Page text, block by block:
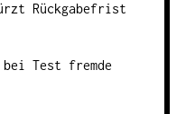
Rückgabefrist
Test fremde